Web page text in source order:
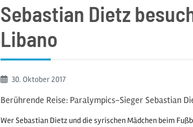
Sebastian Dietz
Libano
Beginn:
30. Oktober2017
Berührende Reise: Paralympics-Sieger Sebastian
Wer Sebastian Dietz und die syrischen Mädchen beim